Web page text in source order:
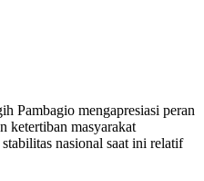
Pambagio mengapresiasi peran
ketertiban masyarakat
nasional saat ini relatif